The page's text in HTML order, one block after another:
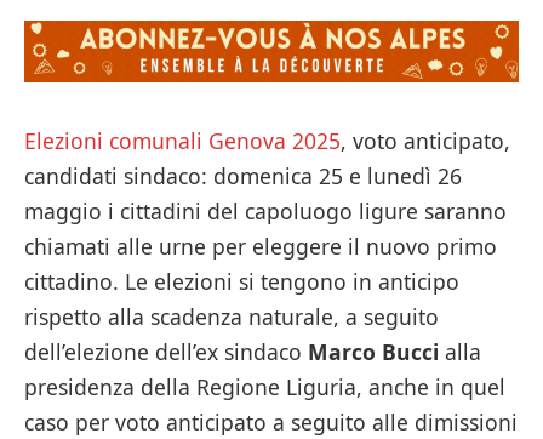
Elezioni comunali Genova 2025, voto anticipato,
candidati sindaco: domenica 25 e lunedì 26
maggio i cittadini del capoluogo ligure saranno
chiamati alle urne per eleggere il nuovo primo
cittadino. Le elezioni si tengono in anticipo
rispetto alla scadenza naturale, a seguito
dell’elezione dell’ex sindaco Marco Bucci alla
presidenza della Regione Liguria, anche in quel
caso per voto anticipato a seguito alle dimissioni